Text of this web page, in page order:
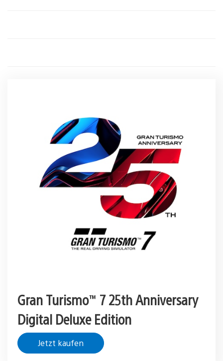
Gran Turismo™ 7 25th Anniversary
Digital Deluxe Edition
Jetzt kaufen